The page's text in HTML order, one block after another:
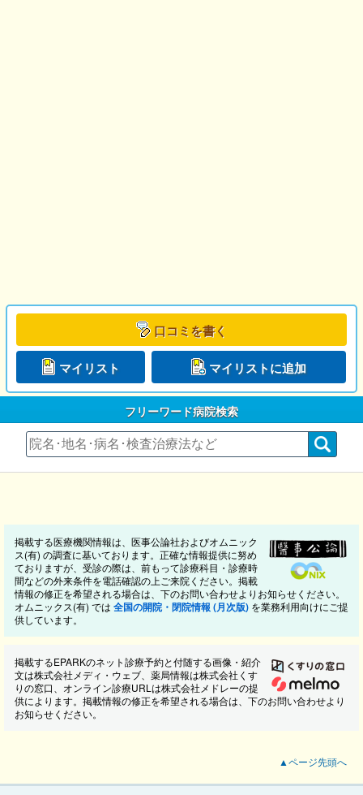
口コミを書く
マイリスト マイリストに追加
フリーワード病院検索
掲載する医療機関情報は、医事公論社およびオムニック
ス(有) の調査に基いております。正確な情報提供に努め
ておりますが、受診の際は、前もって診療科目・診療時
間などの外来条件を電話確認の上ご来院ください。掲載
情報の修正を希望される場合は、下のお問い合わせよりお知らせください。
オムニックス(有) では 全国の開院・閉院情報 (月次版) を業務利用向けにご提
供しています。
掲載するEPARKのネット診療予約と付随する画像・紹介
文は株式会社メディ・ウェブ、薬局情報は株式会社くす
りの窓口、オンライン診療URLは株式会社メドレーの提
供によります。掲載情報の修正を希望される場合は、下のお問い合わせより
お知らせください。
▲ページ先頭へ